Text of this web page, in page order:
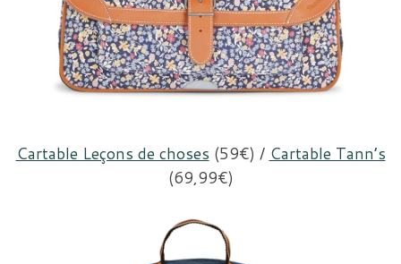
Cartable Leçons de choses (59€) / Cartable Tann’s
(69,99€)